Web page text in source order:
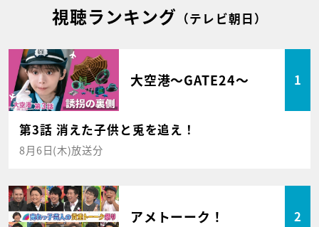
視聴ランキング （テレビ朝日）
大空港～GATE24～ 1
第3話 消えた子供と兎を追え！
8月6日(木)放送分
アメトーーク！ 2